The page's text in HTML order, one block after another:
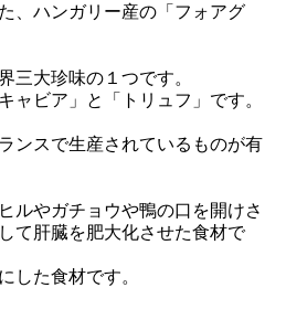
、ハンガリー産の「フォアグ
大珍味の１つです。
ビア」と「トリュフ」です。
ンスで生産されているものが有
ルやガチョウや鴨の口を開けさ
て肝臓を肥大化させた食材で
した食材です。